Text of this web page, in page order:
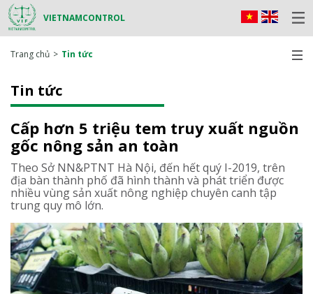
VIETNAMCONTROL
Trang chủ Tin tức
Tin tức
Cấp hơn 5 triệu tem truy xuất nguồn
gốc nông sản an toàn
Theo Sở NN&PTNT Hà Nội, đến hết quý I-2019, trên
địa bàn thành phố đã hình thành và phát triển được
nhiều vùng sản xuất nông nghiệp chuyên canh tập
trung quy mô lớn.